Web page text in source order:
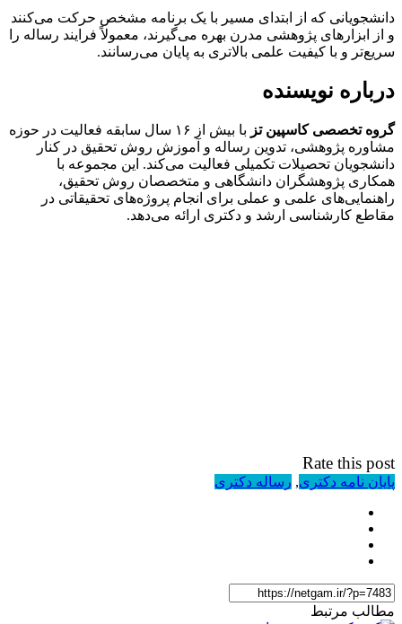
دانشجویانی که از ابتدای مسیر با یک برنامه مشخص حرکت می‌کنند
و از ابزارهای پژوهشی مدرن بهره می‌گیرند، معمولاً فرایند رساله را
سریع‌تر و با کیفیت علمی بالاتری به پایان می‌رسانند.
درباره نویسنده
گروه تخصصی کاسپین تز
با بیش از ۱۶ سال سابقه فعالیت در حوزه
مشاوره پژوهشی، تدوین رساله و آموزش روش تحقیق در کنار
دانشجویان تحصیلات تکمیلی فعالیت می‌کند. این مجموعه با
همکاری پژوهشگران دانشگاهی و متخصصان روش تحقیق،
راهنمایی‌های علمی و عملی برای انجام پروژه‌های تحقیقاتی در
مقاطع کارشناسی ارشد و دکتری ارائه می‌دهد.
Rate this post
پایان نامه دکتری, رساله دکتری
مطالب مرتبط